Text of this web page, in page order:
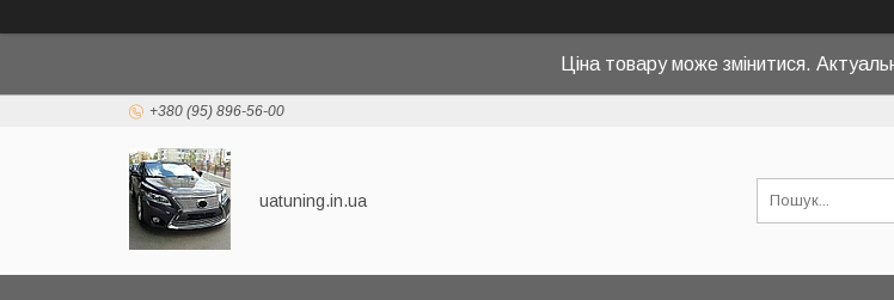
Ціна товару може змінитися.
+380 (95) 896-56-00
uatuning.in.ua